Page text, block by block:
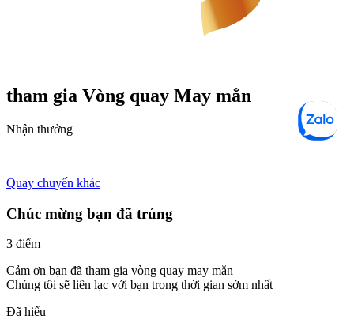
tham gia Vòng quay May mắn
Nhận thưởng
Quay chuyến khác
Chúc mừng bạn đã trúng
3 điểm
Cảm ơn bạn đã tham gia vòng quay may mắn
Chúng tôi sẽ liên lạc với bạn trong thời gian sớm nhất
Đã hiểu